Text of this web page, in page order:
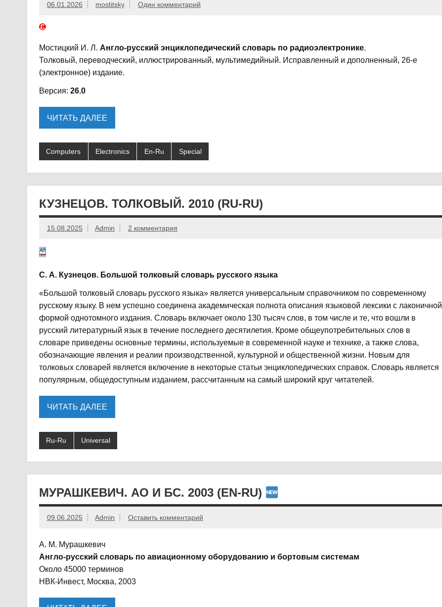
06.01.2026 mostitsky Один комментарий
Мостицкий И. Л. Англо-русский энциклопедический словарь по радиоэлектронике.
Толковый, переводческий, иллюстрированный, мультимедийный. Исправленный и дополненный, 26-е
(электронное) издание.
Версия: 26.0
ЧИТАТЬ ДАЛЕЕ
Computers Electronics En-Ru Special
КУЗНЕЦОВ. ТОЛКОВЫЙ. 2010 (RU-RU)
15.08.2025 Admin 2 комментария
С. А. Кузнецов. Большой толковый словарь русского языка
«Большой толковый словарь русского языка» является универсальным справочником по современному
русскому языку. В нем успешно соединена академическая полнота описания языковой лексики с лаконичной
формой однотомного издания. Словарь включает около 130 тысяч слов, в том числе и те, что вошли в
русский литературный язык в течение последнего десятилетия. Кроме общеупотребительных слов в
словаре приведены основные термины, используемые в современной науке и технике, а также слова,
обозначающие явления и реалии производственной, культурной и общественной жизни. Новым для
толковых словарей является включение в некоторые статьи энциклопедических справок. Словарь является
популярным, общедоступным изданием, рассчитанным на самый широкий круг читателей.
ЧИТАТЬ ДАЛЕЕ
Ru-Ru Universal
МУРАШКЕВИЧ. АО И БС. 2003 (EN-RU)
09.06.2025 Admin Оставить комментарий
А. М. Мурашкевич
Англо-русский словарь по авиационному оборудованию и бортовым системам
Около 45000 терминов
НВК-Инвест, Москва, 2003